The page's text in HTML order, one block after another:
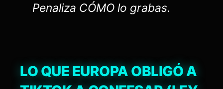
Penaliza CÓMO lo grabas.
LO QUE EUROPA OBLIGÓ A